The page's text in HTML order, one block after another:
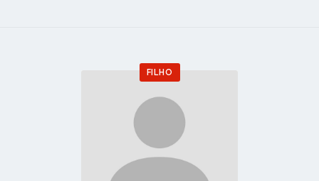
FILHO
Go
profile
page